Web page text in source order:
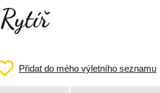
Rytíř
Přidat do mého výletního seznamu